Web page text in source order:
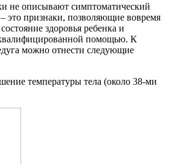
не описывают симптоматический
это признаки, позволяющие вовремя
здоровья ребенка и
квалифицированной помощью. К
можно отнести следующие
температуры тела (около 38-ми